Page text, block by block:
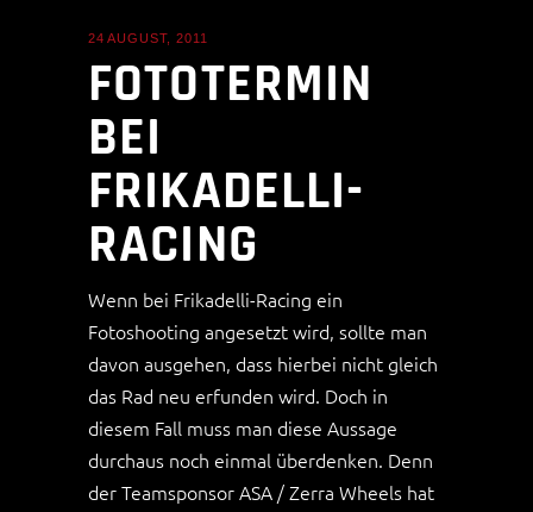
24 AUGUST, 2011
FOTOTERMIN
BEI
FRIKADELLI-
RACING
Wenn bei Frikadelli-Racing ein
Fotoshooting angesetzt wird, sollte man
davon ausgehen, dass hierbei nicht gleich
das Rad neu erfunden wird. Doch in
diesem Fall muss man diese Aussage
durchaus noch einmal überdenken. Denn
der Teamsponsor ASA / Zerra Wheels hat